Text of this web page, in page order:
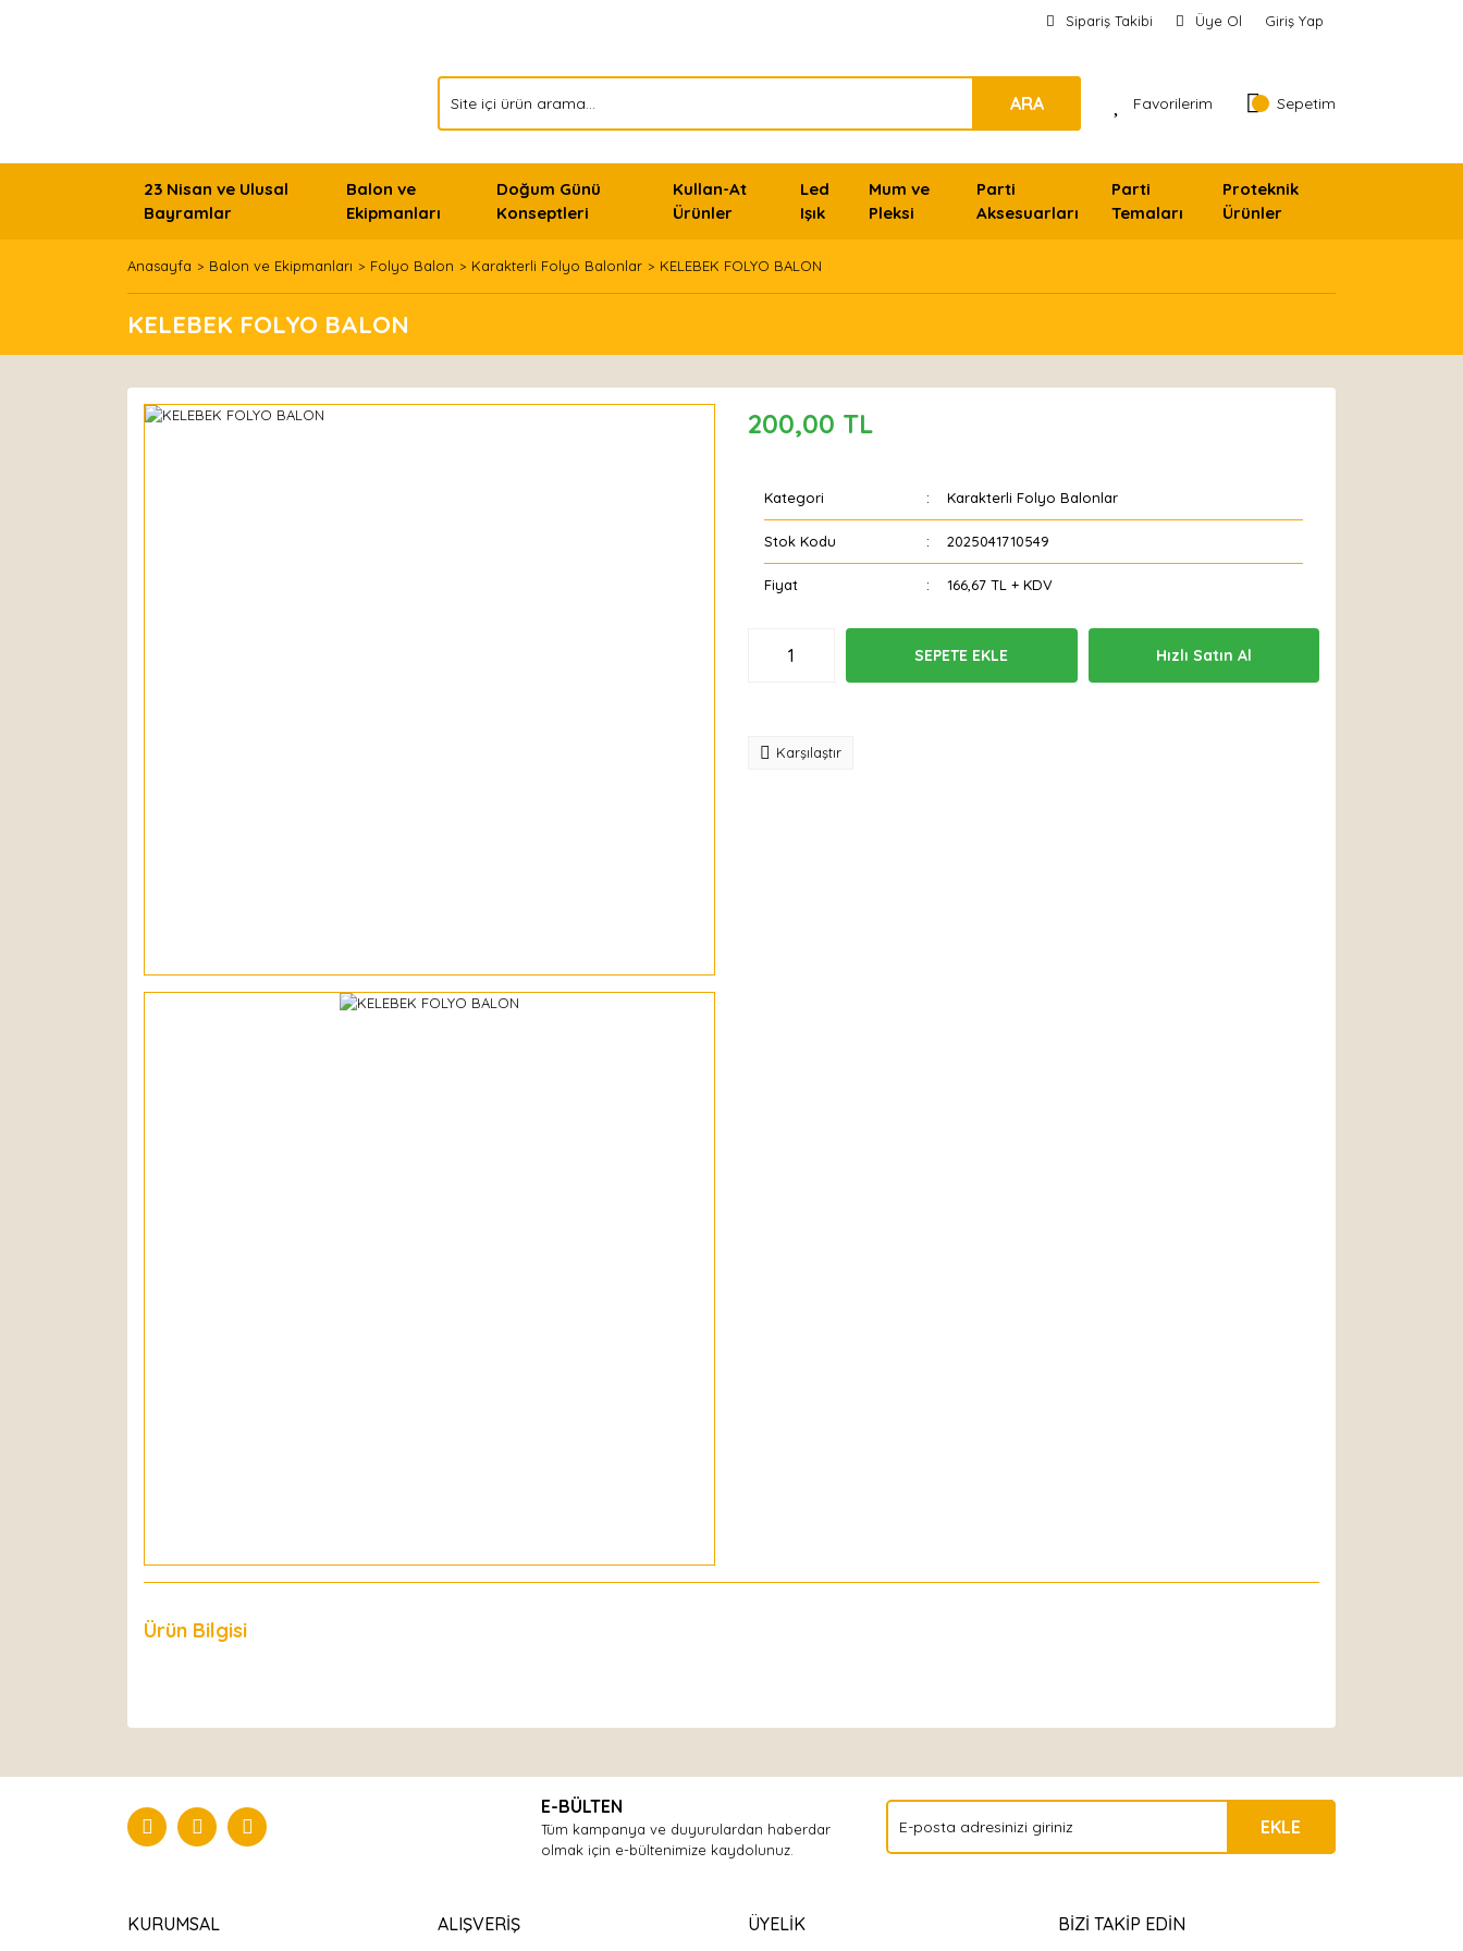
Sipariş Takibi Üye Ol Giriş Yap
ARA Favorilerim Sepetim
23 Nisan ve Ulusal
Bayramlar
Balon ve
Ekipmanları
Doğum Günü
Konseptleri
Kullan-At
Ürünler
Led
Işık
Mum ve
Pleksi
Parti
Aksesuarları
Parti
Temaları
Proteknik
Ürünler
Anasayfa Balon ve Ekipmanları Folyo Balon Karakterli Folyo Balonlar KELEBEK FOLYO BALON
KELEBEK FOLYO BALON
200,00 TL
Kategori Karakterli Folyo Balonlar
Stok Kodu 2025041710549
Fiyat 166,67 TL + KDV
SEPETE EKLE Hızlı Satın Al
Karşılaştır
Ürün Bilgisi
Yorum Yaz
E-BÜLTEN
Tüm kampanya ve duyurulardan haberdar
olmak için e-bültenimize kaydolunuz.
EKLE
KURUMSAL ALIŞVERİŞ ÜYELİK BİZİ TAKİP EDİN